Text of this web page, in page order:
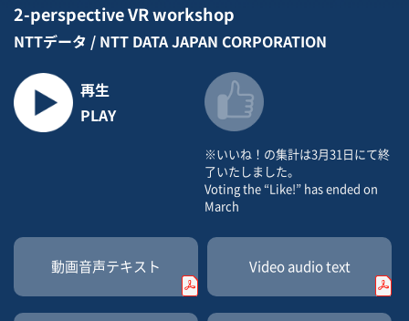
2-perspective VR workshop
NTTデータ / NTT DATA JAPAN CORPORATION
再生
PLAY
※いいね！の集計は3月31日にて終
了いたしました。
Voting the “Like!” has ended on
March
動画音声テキスト Videoaudio text